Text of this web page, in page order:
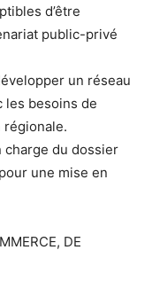
d’être
public-privé
un réseau
les besoins de
régionale.
charge du dossier
une mise en
DE